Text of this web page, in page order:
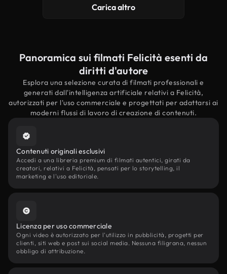
Carica altro
Panoramica sui filmati Felicità esenti da
diritti d'autore
Esplora una selezione curata di filmati professionali e
generati dall'intelligenza artificiale relativi a Felicità,
autorizzati per l'uso commerciale e progettati per adattarsi ai
moderni flussi di lavoro di creazione di contenuti.
Contenuti originali esclusivi
Accedi a una libreria premium di filmati autentici, girati da
creatori, relativi a Felicità, pensati per lo storytelling, il
marketing e l'uso editoriale.
Licenza per uso commerciale
Ogni video è autorizzato per l'utilizzo in pubblicità, progetti per
clienti, siti web e post sui social media. Nessuna filigrana, nessun
obbligo di attribuzione.